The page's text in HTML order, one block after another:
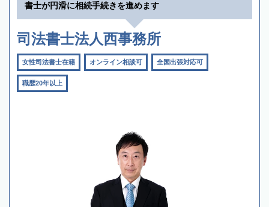
書士が円滑に相続手続きを進めます
司法書士法人西事務所
女性司法書士在籍 オンライン相談可 全国出張対応可
職歴20年以上